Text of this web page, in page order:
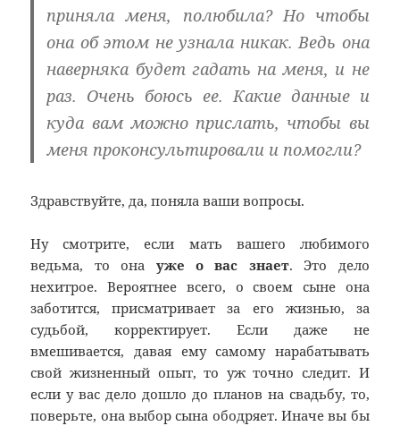
приняла меня, полюбила? Но чтобы
она об этом не узнала никак. Ведь она
наверняка будет гадать на меня, и не
раз. Очень боюсь ее. Какие данные и
куда вам можно прислать, чтобы вы
меня проконсультировали и помогли?
Здравствуйте, да, поняла ваши вопросы.
Ну смотрите, если мать вашего любимого
ведьма, то она уже о вас знает. Это дело
нехитрое. Вероятнее всего, о своем сыне она
заботится, присматривает за его жизнью, за
судьбой, корректирует. Если даже не
вмешивается, давая ему самому нарабатывать
свой жизненный опыт, то уж точно следит. И
если у вас дело дошло до планов на свадьбу, то,
поверьте, она выбор сына ободряет. Иначе вы бы